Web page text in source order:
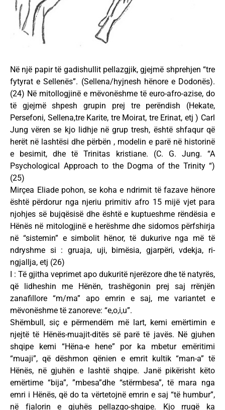
Në një papir të gadishullit pellazgjik, gjejmë shprehjen “tre
fytyrat e Sellenës”. (Sellena/hyjnesh hënore e Dodonës).
(24) Në mitollogjinë e mëvonëshme të euro-afro-azise, do
të gjejmë shpesh grupin prej tre perëndish (Hekate,
Persefoni, Sellena,tre Karite, tre Moirat, tre Erinat, etj ) Carl
Jung vëren se kjo lidhje në grup tresh, është shfaqur që
herët në lashtësi dhe përbën , modelin e parë në historinë
e besimit, dhe të Trinitas kristiane. (C. G. Jung. “A
Psychological Approach to the Dogma of the Trinity “)
(25)
Mirçea Eliade pohon, se koha e ndrimit të fazave hënore
është përdorur nga njeriu primitiv afro 15 mijë vjet para
njohjes së bujqësisë dhe është e kuptueshme rëndësia e
Hënës në mitologjinë e herëshme dhe sidomos përfshirja
në “sistemin” e simbolit hënor, të dukurive nga më të
ndryshme si : gruaja, uji, bimësia, gjarpëri, vdekja, ri-
ngjallja, etj (26)
I : Të gjitha veprimet apo dukuritë njerëzore dhe të natyrës,
që lidheshin me Hënën, trashëgonin prej saj rrënjën
zanafillore “m/ma” apo emrin e saj, me variantet e
mëvonëshme të zanoreve: “e,o,i,u”.
Shëmbull, siç e përmendëm më lart, kemi emërtimin e
njejtë të Hënës-muajit-ditës së parë të javës. Në gjuhen
shqipe kemi “Hëna-e hene” por ka mbetur emëritimi
“muaji”, që dëshmon qënien e emrit kultik “man-a” të
Hënës, në gjuhën e lashtë shqipe. Janë pikërisht këto
emërtime “bija”, ”mbesa”dhe “stërmbesa”, të mara nga
emri i Hënës, që do ta vërtetojnë emrin e saj “të humbur”,
në fjalorin e gjuhës pellazgo-shqipe. Kjo rrugë ka